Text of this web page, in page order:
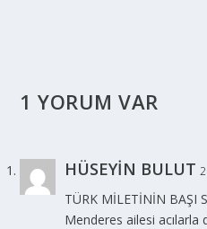
1 YORUM VAR
HÜSEYİN BULUT
TÜRK MİLETİNİN BAŞI
Menderes ailesi